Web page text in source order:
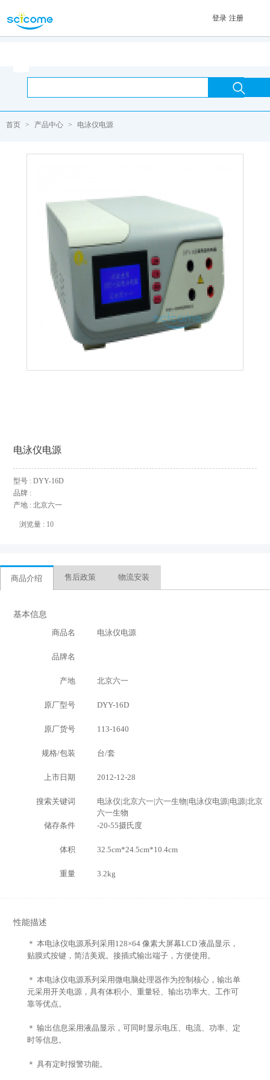
登录 注册

首页 > 产品中心 > 电泳仪电源
电泳仪电源
型号 : DYY-16D
品牌 :
产地 : 北京六一
浏览量 : 10
商品介绍 售后政策 物流安装
基本信息
商品名
电泳仪电源
品牌名
产地 北京六一
原厂型号 DYY-16D
原厂货号 113-1640
规格/包装 台/套
上市日期 2012-12-28
搜索关键词
电泳仪|北京六一|六一生物|电泳仪电源|电源|北京
六一生物
储存条件
-20-55摄氏度
体积 32.5cm*24.5cm*10.4cm
重量 3.2kg
性能描述
＊ 本电泳仪电源系列采用128×64 像素大屏幕LCD 液晶显示，
贴膜式按键，简洁美观。接插式输出端子，方便使用。
＊ 本电泳仪电源系列采用微电脑处理器作为控制核心，输出单
元采用开关电源，具有体积小、重量轻、输出功率大、工作可
靠等优点。
＊ 输出信息采用液晶显示，可同时显示电压、电流、功率、定
时等信息。
＊ 具有定时报警功能。